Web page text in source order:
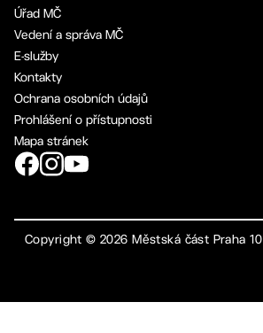
Úřad MČ
Vedení a správa MČ
E-služby
Kontakty
Ochrana osobních údajů
Prohlášení o přístupnosti
Mapa stránek
Copyright ©2026 Městská část Praha 10